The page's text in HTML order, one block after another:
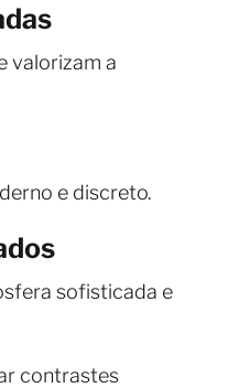
valorizam a
e discreto.
sofisticada e
contrastes